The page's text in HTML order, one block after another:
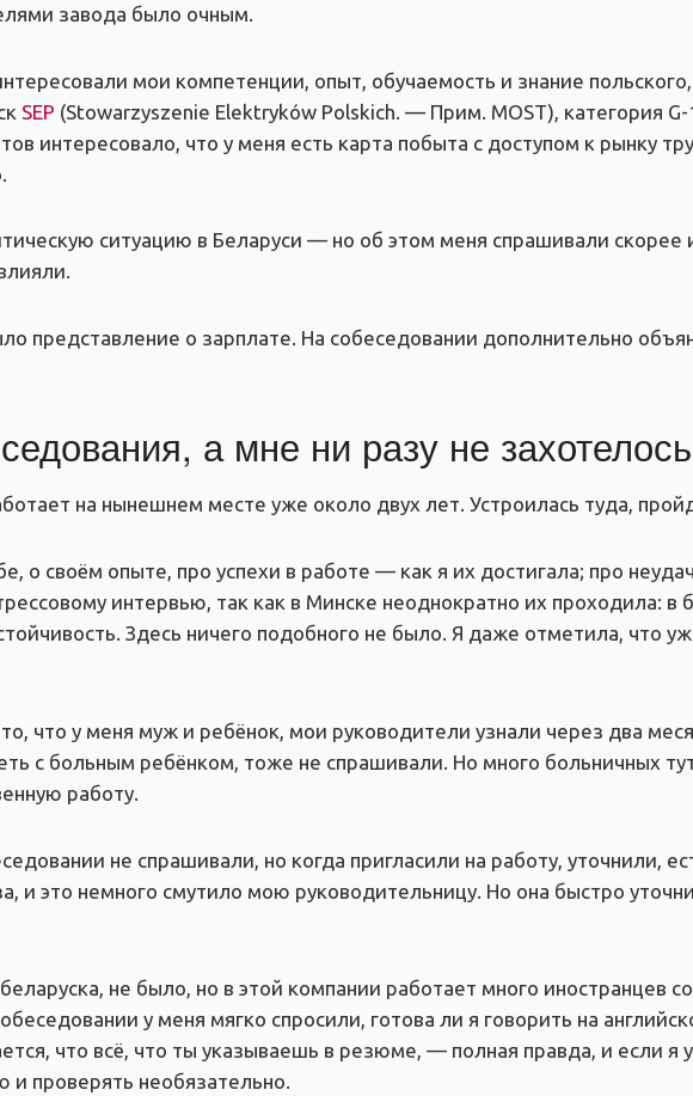
завода было очным.
мои компетенции, опыт, обучаемость и знание
SEP (Stowarzyszenie Elektryków Polskich. — Прим. MOST), категория
интересовало, что у меня есть карта побыта с доступом к рынку
ситуацию в Беларуси — но об этом меня спрашивали
представление о зарплате. На собеседовании дополнительно
а мне ни разу не
на нынешнем месте уже около двух лет. Устроилась туда,
о своём опыте, про успехи в работе — как я их достигала; про
интервью, так как в Минске неоднократно их проходила:
Здесь ничего подобного не было. Я даже отметила, что
что у меня муж и ребёнок, мои руководители узнали через два
с больным ребёнком, тоже не спрашивали. Но много больничных
работу.
не спрашивали, но когда пригласили на работу, уточнили,
и это немного смутило мою руководительницу. Но она быстро
не было, но в этой компании работает много иностранцев
у меня мягко спросили, готова ли я говорить на
что всё, что ты указываешь в резюме, — полная правда, и если я
и проверять необязательно.